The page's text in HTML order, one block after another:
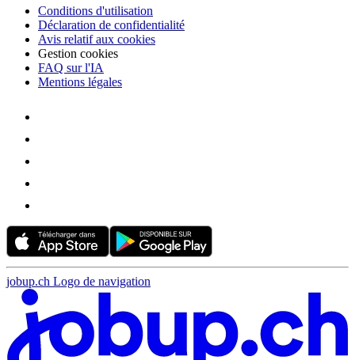
Conditions d'utilisation
Déclaration de confidentialité
Avis relatif aux cookies
Gestion cookies
FAQ sur l'IA
Mentions légales
jobup.ch Logo de navigation